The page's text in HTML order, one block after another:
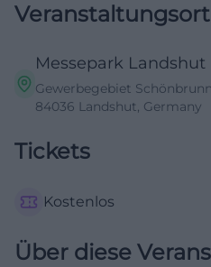
Veranstaltungsort
Messepark Landshut
Gewerbegebiet
84036 Landshut, Germany
Tickets
Kostenlos
Über diese